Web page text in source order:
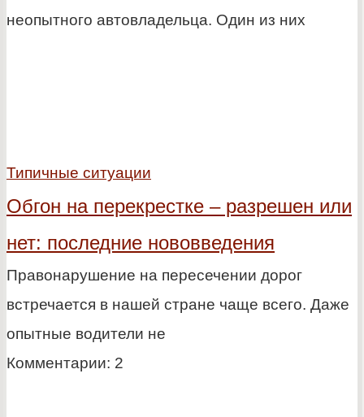
неопытного автовладельца. Один из них
Типичные ситуации
Обгон на перекрестке – разрешен или
нет: последние нововведения
Правонарушение на пересечении дорог
встречается в нашей стране чаще всего. Даже
опытные водители не
Комментарии: 2